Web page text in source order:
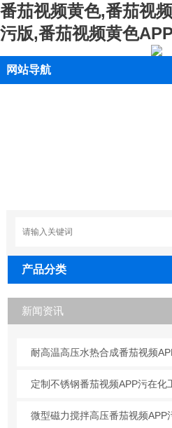
番茄视频黄色,番茄视
污版,番茄视频黄色
网站导航
产品分类
新闻资讯
耐高温高压水热合成番茄视频
定制不锈钢番茄视频APP污在化
微型磁力搅拌高压番茄视频APP